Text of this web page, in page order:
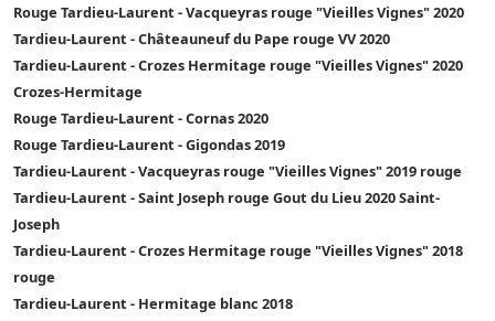
Rouge Tardieu-Laurent - Vacqueyras rouge "Vieilles Vignes" 2020
Tardieu-Laurent - Châteauneuf du Pape rouge VV 2020
Tardieu-Laurent - Crozes Hermitage rouge "Vieilles Vignes" 2020
Crozes-Hermitage
Rouge Tardieu-Laurent - Cornas 2020
Rouge Tardieu-Laurent - Gigondas 2019
Tardieu-Laurent - Vacqueyras rouge "Vieilles Vignes" 2019 rouge
Tardieu-Laurent - Saint Joseph rouge Gout du Lieu 2020 Saint-
Joseph
Tardieu-Laurent - Crozes Hermitage rouge "Vieilles Vignes" 2018
rouge
Tardieu-Laurent - Hermitage blanc 2018